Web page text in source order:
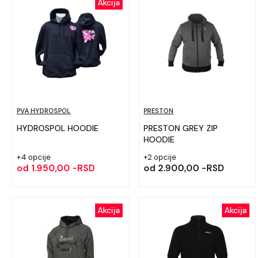
Akcija
PVA HYDROSPOL
HYDROSPOL HOODIE
+4 opcije
od 1.950,00 -RSD
PRESTON
PRESTON GREY ZIP
HOODIE
+2 opcije
od 2.900,00 -RSD
Akcija Akcija